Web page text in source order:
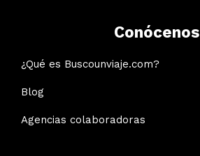
Conócenos
¿Qué es Buscounviaje.com?
Blog
Agencias colaboradoras